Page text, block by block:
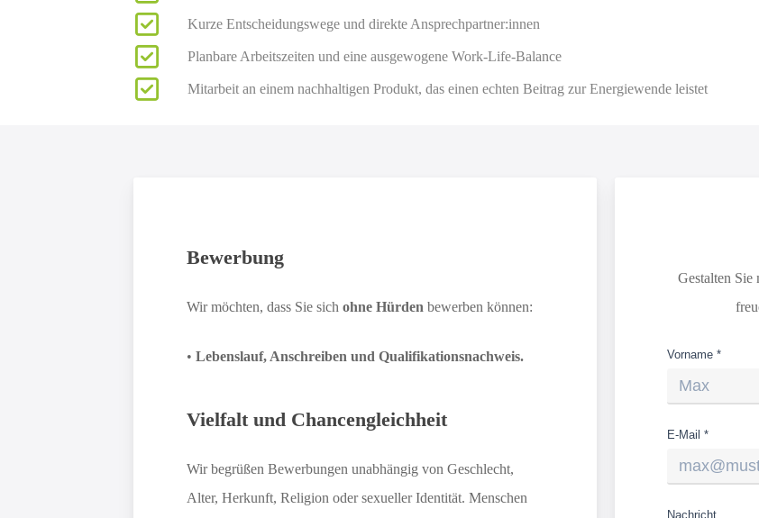
Kurze Entscheidungswege und direkte Ansprechpartner:innen
Planbare Arbeitszeiten und eine ausgewogene Work-Life-Balance
Mitarbeit an einem nachhaltigen Produkt, das einen echten Beitrag zur Energiewende leistet
Bewerbung
Wir möchten, dass Sie sich ohne Hürden bewerben können:
• Lebenslauf, Anschreiben und Qualifikationsnachweis.
Vielfalt und Chancengleichheit
Wir begrüßen Bewerbungen unabhängig von Geschlecht,
Alter, Herkunft, Religion oder sexueller Identität. Menschen
Gestalten
Vorname *
E-Mail *
Nachricht